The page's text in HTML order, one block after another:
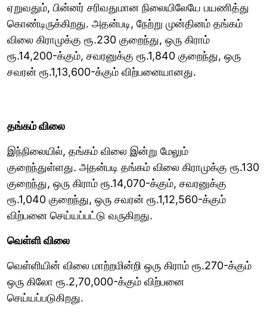
ஏறுவதும், பின்னர் சரிவதுமான நிலையிலேயே பயணித்து
கொண்டிருக்கிறது. அதன்படி, நேற்று முன்தினம் தங்கம்
விலை கிராமுக்கு ரூ.230 குறைந்து, ஒரு கிராம்
ரூ.14,200-க்கும், சவரனுக்கு ரூ.1,840 குறைந்து, ஒரு
சவரன் ரூ.1,13,600-க்கும் விற்பனையானது.
தங்கம் விலை
இந்நிலையில், தங்கம் விலை இன்று மேலும்
குறைந்துள்ளது. அதன்படி தங்கம் விலை கிராமுக்கு ரூ.130
குறைந்து, ஒரு கிராம் ரூ.14,070-க்கும், சவரனுக்கு
ரூ.1,040 குறைந்து, ஒரு சவரன் ரூ.1,12,560-க்கும்
விற்பனை செய்யப்பட்டு வருகிறது.
வெள்ளி விலை
வெள்ளியின் விலை மாற்றமின்றி ஒரு கிராம் ரூ.270-க்கும்
ஒரு கிலோ ரூ.2,70,000-க்கும் விற்பனை
செய்யப்படுகிறது.